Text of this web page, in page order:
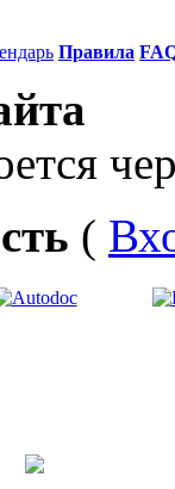
Правила
(